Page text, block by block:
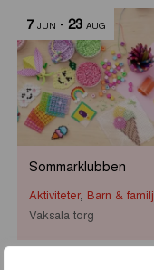
7 JUN - 23 AUG
Sommarklubben
Aktiviteter, Barn & familj
Vaksala torg